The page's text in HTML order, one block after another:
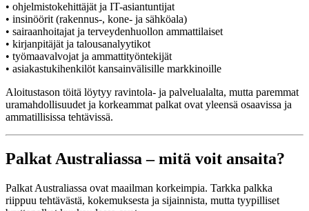
• ohjelmistokehittäjät ja IT-asiantuntijat
• insinöörit (rakennus-, kone- ja sähköala)
• sairaanhoitajat ja terveydenhuollon ammattilaiset
• kirjanpitäjät ja talousanalyytikot
• työmaavalvojat ja ammattityöntekijät
• asiakastukihenkilöt kansainvälisille markkinoille
Aloitustason töitä löytyy ravintola- ja palvelualalta, mutta paremmat
uramahdollisuudet ja korkeammat palkat ovat yleensä osaavissa ja
ammatillisissa tehtävissä.
Palkat Australiassa – mitä voit ansaita?
Palkat Australiassa ovat maailman korkeimpia. Tarkka palkka
riippuu tehtävästä, kokemuksesta ja sijainnista, mutta tyypilliset